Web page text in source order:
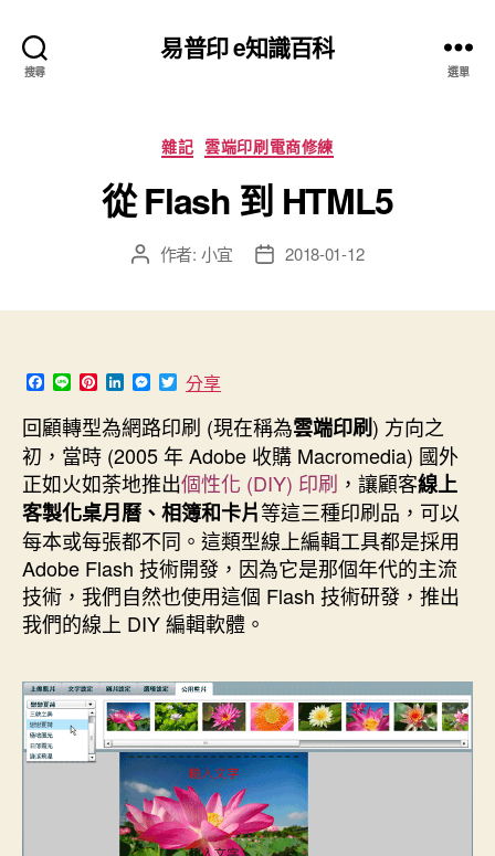
搜尋
易普印 e知識百科
選單
分
類
雜記 雲端印刷電商修練
從 Flash 到 HTML5
文 作者: 小宜
文 2018-01-12
F
a
c
e
b
o
o
k
L
n
e
P
n
t
e
r
e
s
t
L
n
k
e
d
I
n
M
e
s
s
e
n
g
e
r
T
w
i
t
t
e
r
分享
回顧轉型為網路印刷 (現在稱為雲端印刷) 方向之
初，當時 (2005 年 Adobe 收購 Macromedia) 國外
正如火如荼地推出個性化 (DIY) 印刷 ，讓顧客線上
客製化桌月曆、相簿和卡片等這三種印刷品，可以
每本或每張都不同。這類型線上編輯工具都是採用
Adobe Flash 技術開發，因為它是那個年代的主流
技術，我們自然也使用這個 Flash 技術研發，推出
我們的線上 DIY 編輯軟體。